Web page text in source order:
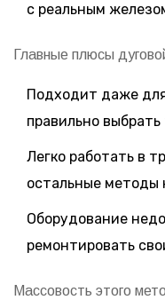
с реальным
Главные плюсы
Подходит даже
правильно выбрать
Легко работать в
остальные методы
Оборудование
ремонтировать
Массовость этого